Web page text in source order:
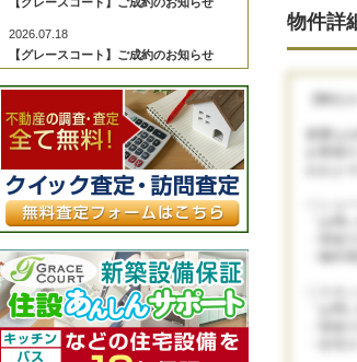
2026.07.18
【グレースコート】ご成約のお知らせ
2026.07.18
【グレースコート】ご成約のお知らせ
2026.07.04
【グレースコート】ご成約のお知らせ
2026.06.29
【グレースコート】ご成約のお知らせ
【グレースコート】ご成約のお知らせ
2026.06.27
【グレースコート】ご成約のお知らせ
2026.06.27
物件詳
「お問
「お問
・現地